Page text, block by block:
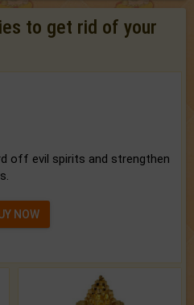
to get rid of your
off evil spirits and strengthen
NOW